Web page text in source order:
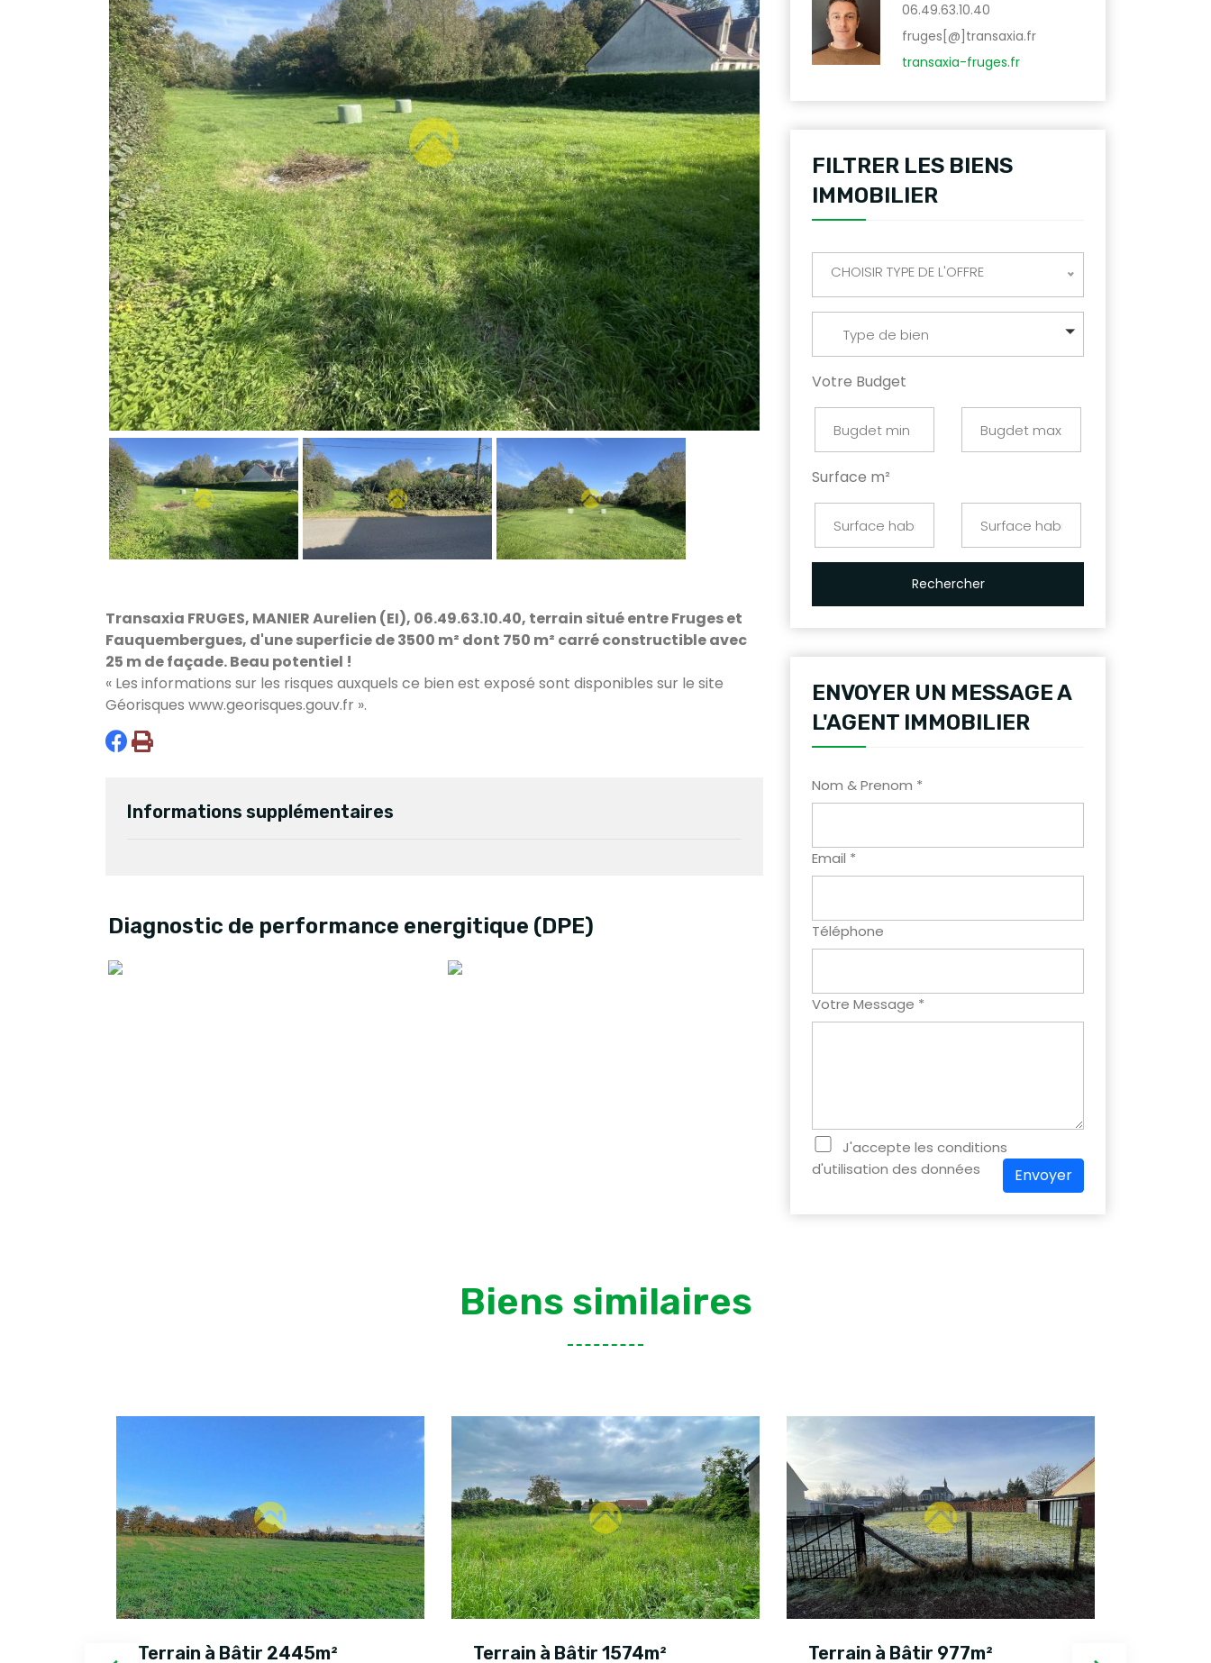
Transaxia FRUGES, MANIER Aurelien (EI), 06.49.63.10.40, terrain situé entre Fruges et
Fauquembergues, d'une superficie de 3500 m² dont 750 m² carré constructible avec
25 m defaçade. Beau potentiel !
« Les informations sur les risques auxquels ce bien est exposé sont disponibles sur le site
Géorisques www.georisques.gouv.fr ».
Informations supplémentaires
Diagnostic de performance energitique (DPE)
06.49.63.10.40
fruges[@]transaxia.fr
transaxia-fruges.fr
FILTRER LES BIENS
IMMOBILIER
CHOISIR TYPE DE L'OFFRE
Type de bien
Votre Budget
Surface m²
Rechercher
ENVOYER UN MESSAGE A
L'AGENT IMMOBILIER
Nom & Prenom *
Email *
Téléphone
Votre Message *
J'accepte les conditions
d'utilisation des données
Envoyer
Biens similaires
Terrain à Bâtir 2445m² Terrain à Bâtir 1574m² Terrain à Bâtir 977m²